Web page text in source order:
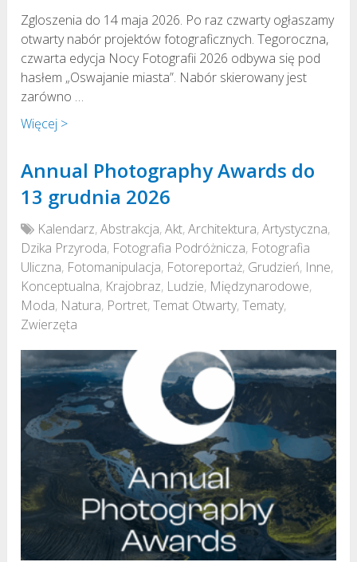
Zgloszenia do 14 maja 2026. Po raz czwarty ogłaszamy
otwarty nabór projektów fotograficznych. Tegoroczna,
czwarta edycja Nocy Fotografii 2026 odbywa się pod
hasłem „Oswajanie miasta”. Nabór skierowany jest
zarówno …
Więcej >
Annual Photography Awards do
13 grudnia 2026
Kalendarz,Abstrakcja,Akt,Architektura,Artystyczna,
Dzika Przyroda, Fotografia Podróżnicza, Fotografia
Uliczna, Fotomanipulacja, Fotoreportaż, Grudzień, Inne,
Konceptualna, Krajobraz, Ludzie, Międzynarodowe,
Moda, Natura, Portret,Temat Otwarty,Tematy,
Zwierzęta